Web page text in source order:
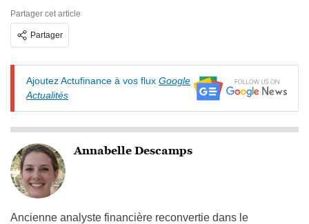
Partager cet article
Partager
Ajoutez Actufinance à vos flux Google
Actualités
Annabelle Descamps
Ancienne analyste financière reconvertie dans le